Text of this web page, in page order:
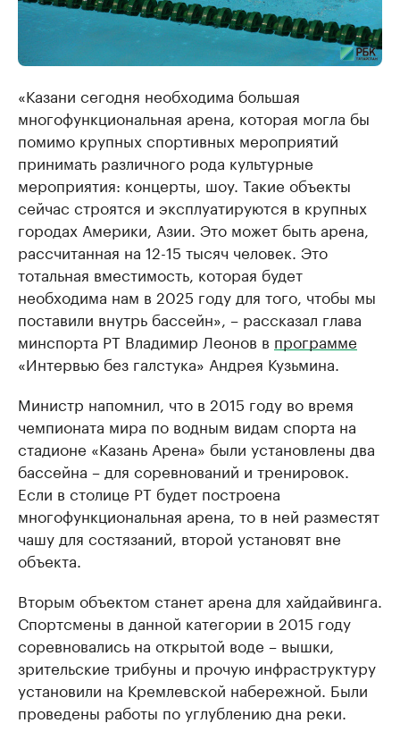
«Казани сегодня необходима большая
многофункциональная арена, которая могла бы
помимо крупных спортивных мероприятий
принимать различного рода культурные
мероприятия: концерты, шоу. Такие объекты
сейчас строятся и эксплуатируются в крупных
городах Америки, Азии. Это может быть арена,
рассчитанная на 12-15 тысяч человек. Это
тотальная вместимость, которая будет
необходима нам в 2025 году для того, чтобы мы
поставили внутрь бассейн», – рассказал глава
минспорта РТ Владимир Леонов в программе
«Интервью без галстука» Андрея Кузьмина.
Министр напомнил, что в 2015 году во время
чемпионата мира по водным видам спорта на
стадионе «Казань Арена» были установлены два
бассейна – для соревнований и тренировок.
Если в столице РТ будет построена
многофункциональная арена, то в ней разместят
чашу для состязаний, второй установят вне
объекта.
Вторым объектом станет арена для хайдайвинга.
Спортсмены в данной категории в 2015 году
соревновались на открытой воде – вышки,
зрительские трибуны и прочую инфраструктуру
установили на Кремлевской набережной. Были
проведены работы по углублению дна реки.